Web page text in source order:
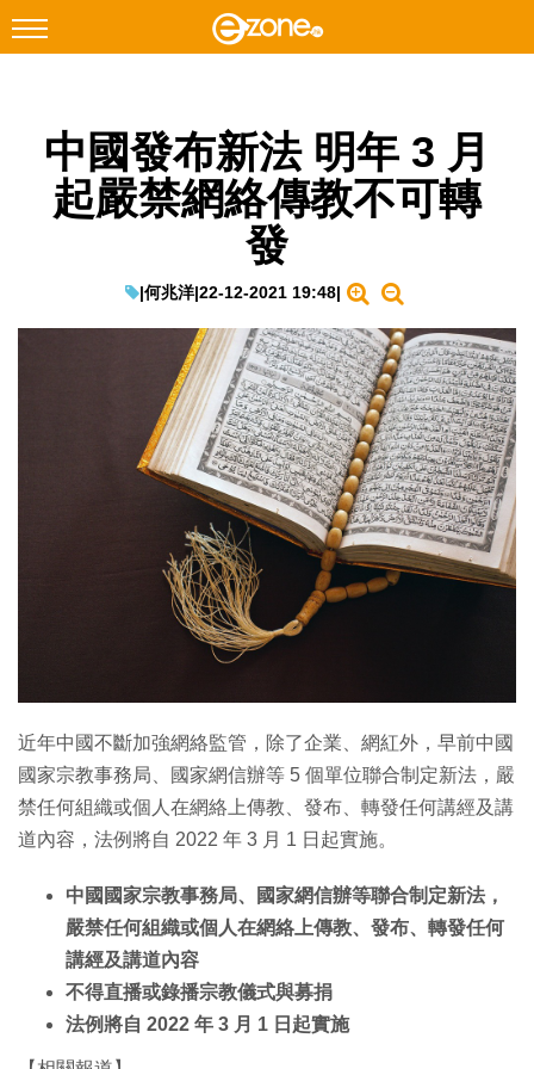
Facebook Instagram
科技焦點
教學評測
生成式AI與雲端應用
Enterprise Digital Transformation
中國發布新法 明年 3 月
起嚴禁網絡傳教不可轉
發
|何兆洋|22-12-2021 19:48|
近年中國不斷加強網絡監管，除了企業、網紅外，早前中國
國家宗教事務局、國家網信辦等 5 個單位聯合制定新法，嚴
禁任何組織或個人在網絡上傳教、發布、轉發任何講經及講
道內容，法例將自 2022 年 3 月 1 日起實施。
中國國家宗教事務局、國家網信辦等聯合制定新法，
嚴禁任何組織或個人在網絡上傳教、發布、轉發任何
講經及講道內容
不得直播或錄播宗教儀式與募捐
法例將自 2022 年 3 月 1 日起實施